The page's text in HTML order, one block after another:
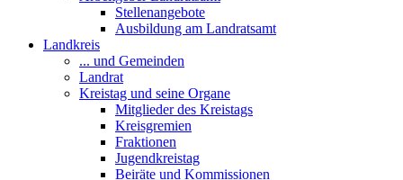
Stellenangebote
Ausbildung am Landratsamt
Landkreis
... und Gemeinden
Landrat
Kreistag und seine Organe
Mitglieder des Kreistags
Kreisgremien
Fraktionen
Jugendkreistag
Beiräte und Kommissionen